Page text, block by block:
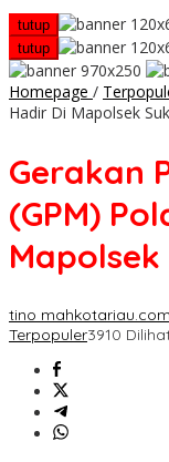
tutup
tutup
Homepage /
Hadir Di Mapolsek
Gerakan
(GPM)
tino mahkotariau.com
Terpopuler3910